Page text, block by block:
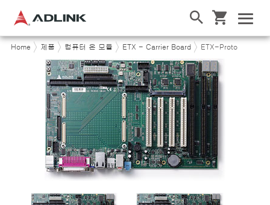
Home 제품 컴퓨터 온 모듈 ETX - Carrier Board ETX-Proto